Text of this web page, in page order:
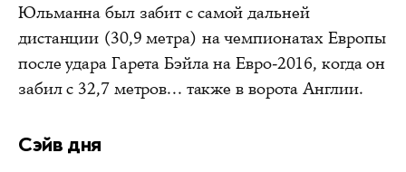
Юльманна был забит с самой дальней
дистанции (30,9 метра) на чемпионатах Европы
после удара Гарета Бэйла на Евро-2016, когда он
забил с 32,7 метров... также в ворота Англии.
Сэйв дня